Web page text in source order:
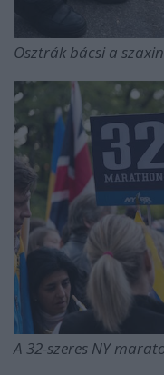
Osztrák bácsi a szaxin
A 32-szeres NY